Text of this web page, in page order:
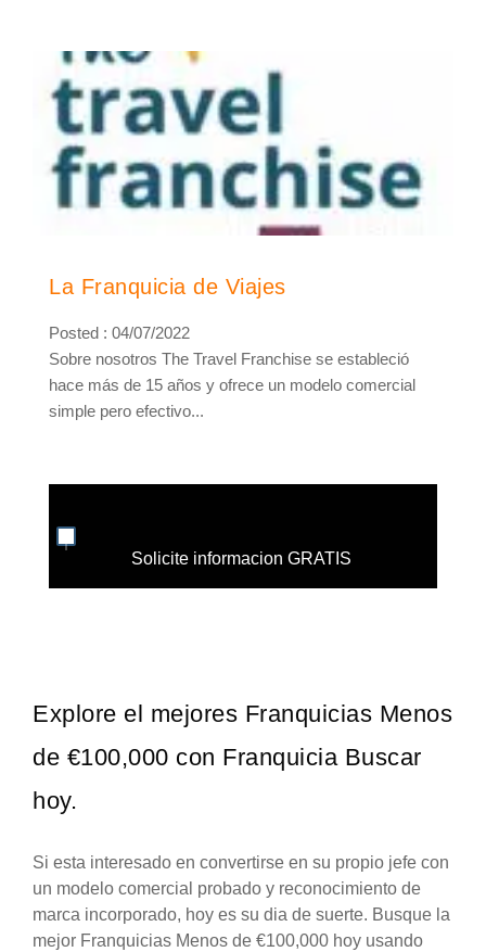
La Franquicia de Viajes
Posted : 04/07/2022
Sobre nosotros The Travel Franchise se estableció
hace más de 15 años y ofrece un modelo comercial
simple pero efectivo...
Solicite informacion GRATIS
Explore el mejores Franquicias Menos
de €100,000 con Franquicia Buscar
hoy.
Si esta interesado en convertirse en su propio jefe con
un modelo comercial probado y reconocimiento de
marca incorporado, hoy es su dia de suerte. Busque la
mejor Franquicias Menos de €100,000 hoy usando